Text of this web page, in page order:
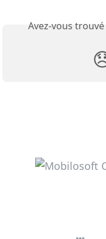
Avez-vous